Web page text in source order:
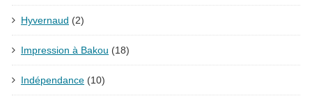
Hyvernaud (2)
Impression à Bakou (18)
Indépendance (10)